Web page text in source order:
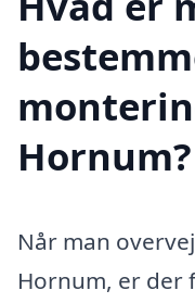
Hornum?
Når man
Hornum, er der